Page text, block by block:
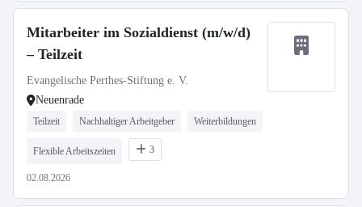
Mitarbeiter im Sozialdienst (m/w/d)
– Teilzeit
Evangelische Perthes-Stiftung e. V.
Neuenrade
Teilzeit Nachhaltiger Arbeitgeber Weiterbildungen
Flexible Arbeitszeiten 3
02.08.2026